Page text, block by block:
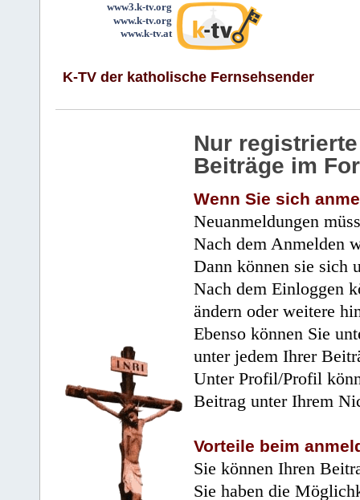
www3.k-tv.org
www.k-tv.org
www.k-tv.at
K-TV der katholische Fernsehsender
Nur
Beiträge im
Wenn Sie sich
Neuanmeldungen
Nach dem Anmelden
Dann können sie sich
Nach dem Einloggen
ändern oder weitere
Ebenso können Sie
unter jedem Ihrer
Unter Profil/Profil
Beitrag unter Ihrem
Vorteile beim
Sie können Ihren
Sie haben die